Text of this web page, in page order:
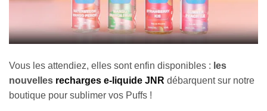
Vous les attendiez, elles sont enfin disponibles : les
nouvelles recharges e-liquide JNR débarquent sur notre
boutique pour sublimer vos Puffs !